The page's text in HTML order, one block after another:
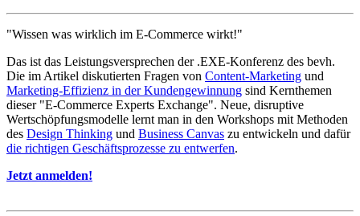
"Wissen was wirklich im E-Commerce wirkt!"
Das ist das Leistungsversprechen der .EXE-Konferenz des bevh.
Die im Artikel diskutierten Fragen von Content-Marketing und
Marketing-Effizienz in der Kundengewinnung sind Kernthemen
dieser "E-Commerce Experts Exchange". Neue, disruptive
Wertschöpfungsmodelle lernt man in den Workshops mit Methoden
des Design Thinking und Business Canvas zu entwickeln und dafür
die richtigen Geschäftsprozesse zu entwerfen.
Jetzt anmelden!